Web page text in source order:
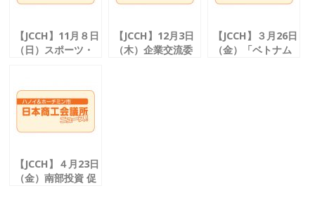
【JCCH】11月８日
（日）スポーツ・
ルフ大会」開催
【JCCH】12月3日
（木）企業交流委
【JCCH】３月26日
（金）「ベトナム
【JCCH】４月23日
（金）南部投資 促